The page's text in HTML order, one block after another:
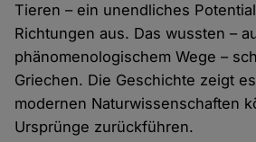
Tieren – ein unendliches
Richtungen aus. Das wussten –
phänomenologischem Wege –
Griechen. Die Geschichte zeigt
modernen Naturwissenschaften
Ursprünge zurückführen.